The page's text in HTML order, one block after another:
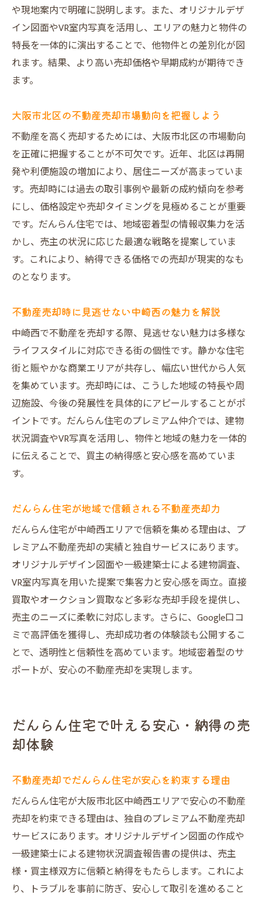
や現地案内で明確に説明します。また、オリジナルデザ
イン図面やVR室内写真を活用し、エリアの魅力と物件の
特長を一体的に演出することで、他物件との差別化が図
れます。結果、より高い売却価格や早期成約が期待でき
ます。
大阪市北区の不動産売却市場動向を把握しよう
不動産を高く売却するためには、大阪市北区の市場動向
を正確に把握することが不可欠です。近年、北区は再開
発や利便施設の増加により、居住ニーズが高まっていま
す。売却時には過去の取引事例や最新の成約傾向を参考
にし、価格設定や売却タイミングを見極めることが重要
です。だんらん住宅では、地域密着型の情報収集力を活
かし、売主の状況に応じた最適な戦略を提案していま
す。これにより、納得できる価格での売却が現実的なも
のとなります。
不動産売却時に見逃せない中崎西の魅力を解説
中崎西で不動産を売却する際、見逃せない魅力は多様な
ライフスタイルに対応できる街の個性です。静かな住宅
街と賑やかな商業エリアが共存し、幅広い世代から人気
を集めています。売却時には、こうした地域の特長や周
辺施設、今後の発展性を具体的にアピールすることがポ
イントです。だんらん住宅のプレミアム仲介では、建物
状況調査やVR写真を活用し、物件と地域の魅力を一体的
に伝えることで、買主の納得感と安心感を高めていま
す。
だんらん住宅が地域で信頼される不動産売却力
だんらん住宅が中崎西エリアで信頼を集める理由は、プ
レミアム不動産売却の実績と独自サービスにあります。
オリジナルデザイン図面や一級建築士による建物調査、
VR室内写真を用いた提案で集客力と安心感を両立。直接
買取やオークション買取など多彩な売却手段を提供し、
売主のニーズに柔軟に対応します。さらに、Google口コ
ミで高評価を獲得し、売却成功者の体験談も公開するこ
とで、透明性と信頼性を高めています。地域密着型のサ
ポートが、安心の不動産売却を実現します。
だんらん住宅で叶える安心・納得の売
却体験
不動産売却でだんらん住宅が安心を約束する理由
だんらん住宅が大阪市北区中崎西エリアで安心の不動産
売却を約束できる理由は、独自のプレミアム不動産売却
サービスにあります。オリジナルデザイン図面の作成や
一級建築士による建物状況調査報告書の提供は、売主
様・買主様双方に信頼と納得をもたらします。これによ
り、トラブルを事前に防ぎ、安心して取引を進めること